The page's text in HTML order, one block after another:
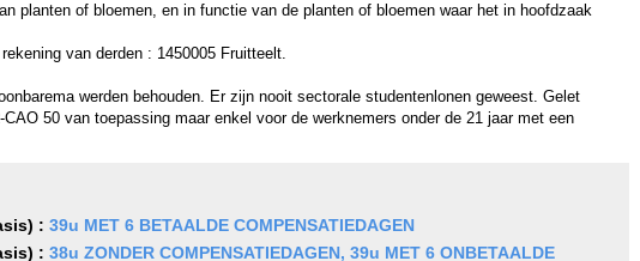
planten of bloemen, en in functie van de planten of bloemen waar het in hoofdzaak
van derden : 1450005 Fruitteelt.
werden behouden. Er zijn nooit sectorale studentenlonen geweest. Gelet
50 van toepassing maar enkel voor de werknemers onder de 21 jaar met een
: 39u MET 6 BETAALDE COMPENSATIEDAGEN
: 38u ZONDER COMPENSATIEDAGEN, 39u MET 6 ONBETAALDE